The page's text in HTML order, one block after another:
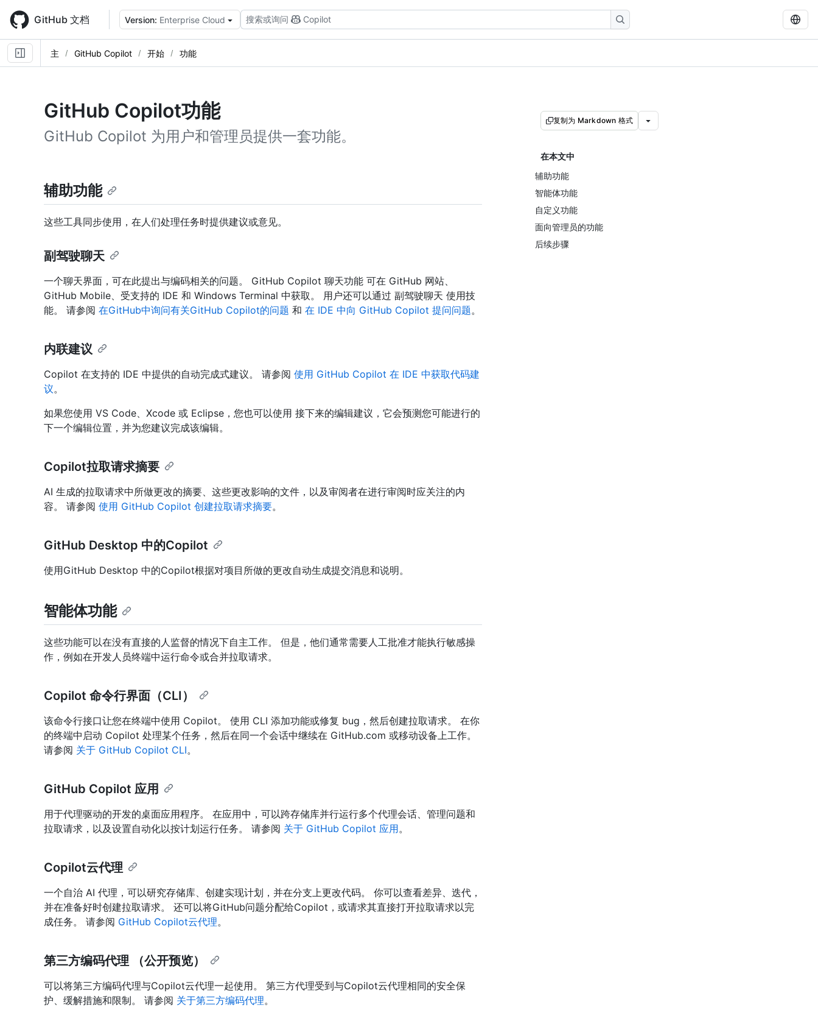
main
content
GitHub 文档 Version: Enterprise Cloud 搜索或询问 Copilot
主 GitHub Copilot 开始 功能
GitHub Copilot功能
GitHub Copilot 为用户和管理员提供一套功能。
复制为 Markdown 格式
在本文中
辅助功能
智能体功能
自定义功能
面向管理员的功能
后续步骤
辅助功能
这些工具同步使用，在人们处理任务时提供建议或意见。
副驾驶聊天
一个聊天界面，可在此提出与编码相关的问题。 GitHub Copilot 聊天功能 可在 GitHub 网站、
GitHub Mobile、受支持的 IDE 和 Windows Terminal 中获取。 用户还可以通过 副驾驶聊天 使用技
能。 请参阅 在GitHub中询问有关GitHub Copilot的问题 和 在 IDE 中向 GitHub Copilot 提问问题。
内联建议
Copilot 在支持的 IDE 中提供的自动完成式建议。 请参阅 使用 GitHub Copilot 在 IDE 中获取代码建
议。
如果您使用 VS Code、Xcode 或 Eclipse，您也可以使用 接下来的编辑建议，它会预测您可能进行的
下一个编辑位置，并为您建议完成该编辑。
Copilot拉取请求摘要
AI 生成的拉取请求中所做更改的摘要、这些更改影响的文件，以及审阅者在进行审阅时应关注的内
容。 请参阅 使用 GitHub Copilot 创建拉取请求摘要。
GitHub Desktop 中的Copilot
使用GitHub Desktop 中的Copilot根据对项目所做的更改自动生成提交消息和说明。
智能体功能
这些功能可以在没有直接的人监督的情况下自主工作。 但是，他们通常需要人工批准才能执行敏感操
作，例如在开发人员终端中运行命令或合并拉取请求。
Copilot 命令行界面（CLI）
该命令行接口让您在终端中使用 Copilot。 使用 CLI 添加功能或修复 bug，然后创建拉取请求。 在你
的终端中启动 Copilot 处理某个任务，然后在同一个会话中继续在 GitHub.com 或移动设备上工作。
请参阅 关于 GitHub Copilot CLI。
GitHub Copilot 应用
用于代理驱动的开发的桌面应用程序。 在应用中，可以跨存储库并行运行多个代理会话、管理问题和
拉取请求，以及设置自动化以按计划运行任务。 请参阅 关于 GitHub Copilot 应用。
Copilot云代理
一个自治 AI 代理，可以研究存储库、创建实现计划，并在分支上更改代码。 你可以查看差异、迭代，
并在准备好时创建拉取请求。 还可以将GitHub问题分配给Copilot，或请求其直接打开拉取请求以完
成任务。 请参阅 GitHub Copilot云代理。
第三方编码代理 （公开预览）
可以将第三方编码代理与Copilot云代理一起使用。 第三方代理受到与Copilot云代理相同的安全保
护、缓解措施和限制。 请参阅 关于第三方编码代理。